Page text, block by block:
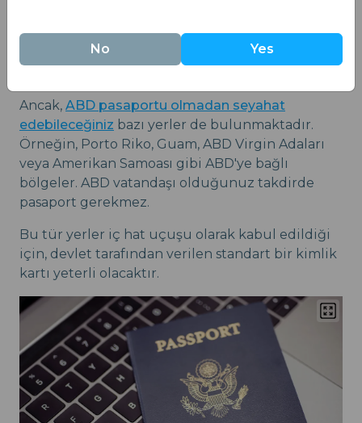
seyahat ediyor olun, ya da sadece Meksika veya
Kanada'ya geçiyor olun, uluslararası bir uçuş için
Ancak, ABD pasaportu olmadan seyahat
edebileceğiniz bazı yerler de bulunmaktadır.
Örneğin, Porto Riko, Guam, ABD Virgin Adaları
veya Amerikan Samoası gibi ABD'ye bağlı
bölgeler. ABD vatandaşı olduğunuz takdirde
pasaport gerekmez.
Bu tür yerler iç hat uçuşu olarak kabul edildiği
için, devlet tarafından verilen standart bir kimlik
kartı yeterli olacaktır.
No Yes